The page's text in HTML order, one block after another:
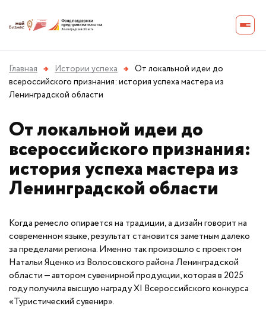
Главная → Истории успеха → От локальной идеи до
всероссийского признания: история успеха мастера из
Ленинградской области
От локальной идеи до
всероссийского признания:
история успеха мастера из
Ленинградской области
Когда ремесло опирается на традиции, а дизайн говорит на
современном языке, результат становится заметным далеко
за пределами региона. Именно так произошло с проектом
Натальи Яценко из Волосовского района Ленинградской
области — автором сувенирной продукции, которая в 2025
году получила высшую награду XI Всероссийского конкурса
«Туристический сувенир».